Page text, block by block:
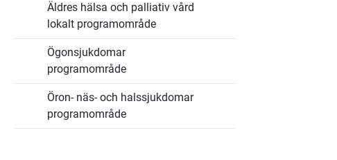
Äldres hälsa och palliativ vård
lokalt programområde
Ögonsjukdomar
programområde
Öron- näs- och halssjukdomar
programområde